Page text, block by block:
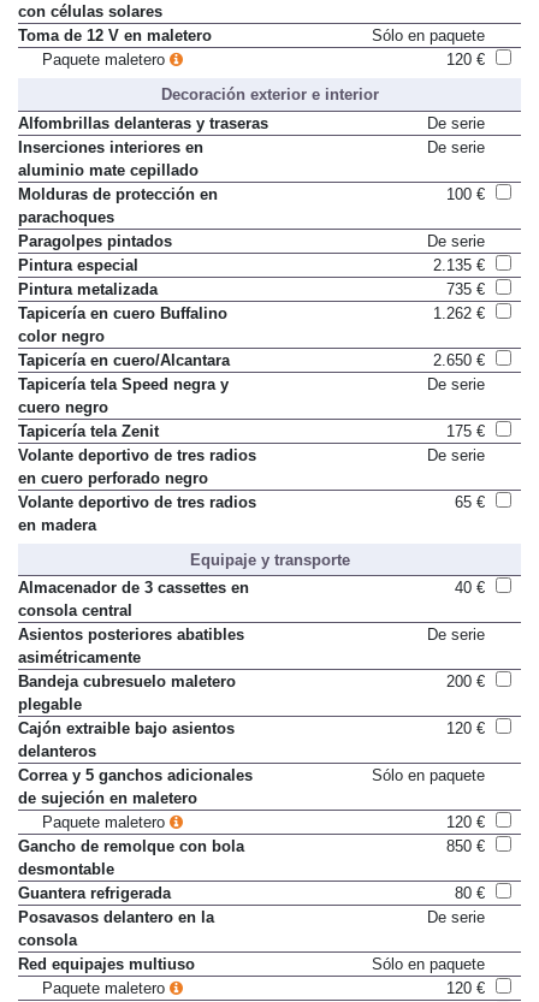
con células solares
Toma de 12 V en maletero
Sólo en paquete
Paquete maletero
120 €
Decoración exterior e interior
Alfombrillas delanteras y traseras
De serie
Inserciones interiores en
aluminio mate cepillado
De serie
Molduras de protección en
parachoques
100 €
Paragolpes pintados
De serie
Pintura especial
2.135 €
Pintura metalizada
735 €
Tapicería en cuero Buffalino
color negro
1.262 €
Tapicería en cuero/Alcantara
2.650 €
Tapicería tela Speed negra y
cuero negro
De serie
Tapicería tela Zenit
175 €
Volante deportivo de tres radios
en cuero perforado negro
De serie
Volante deportivo de tres radios
en madera
65 €
Equipaje y transporte
Almacenador de 3 cassettes en
consola central
40 €
Asientos posteriores abatibles
asimétricamente
De serie
Bandeja cubresuelo maletero
plegable
200 €
Cajón extraible bajo asientos
delanteros
120 €
Correa y 5 ganchos adicionales
de sujeción en maletero
Sólo en paquete
Paquete maletero
120 €
Gancho de remolque con bola
desmontable
850 €
Guantera refrigerada
80 €
Posavasos delantero en la
consola
De serie
Red equipajes multiuso
Sólo en paquete
Paquete maletero
120 €